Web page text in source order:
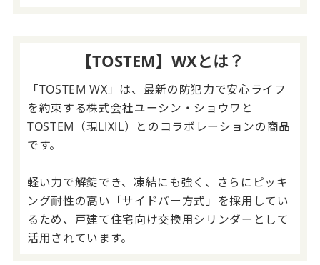
【TOSTEM】WXとは？
「TOSTEM WX」は、最新の防犯力で安心ライフ
を約束する株式会社ユーシン・ショウワと
TOSTEM（現LIXIL）とのコラボレーションの商品
です。
軽い力で解錠でき、凍結にも強く、さらにピッキ
ング耐性の高い「サイドバー方式」を採用してい
るため、戸建て住宅向け交換用シリンダーとして
活用されています。